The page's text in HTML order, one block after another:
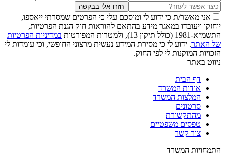
חזרו אלי בבקשה
אני מאשר/ת כי ידוע לי ומוסכם עלי כי הפרטים שמסרתי ייאספו,
יוחזקו ויעובדו במאגר מידע בהתאם להוראות חוק הגנת הפרטיות,
התשמ״א-1981 (כולל תיקון 13), ולמטרות המפורטות
במדיניות הפרטיות
של האתר. ידוע לי כי מסירת המידע נעשית מרצוני החופשי, וכי עומדות לי
הזכויות המוקנות לי לפי החוק.
ניווט באתר
דף הבית
אודות המשרד
המלצות המשרד
סרטונים
מהתקשורת
טפסים משפטיים
צור קשר
התמחויות המשרד